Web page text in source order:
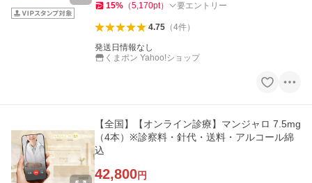
15% （5,170pt） 要エントリー
4.75（4件）
発送日情報なし
くまポン Yahoo!ショップ
【全国】【オンライン診療】マンジャロ 7.5mg
（4本）※診察料・針代・送料・アルコール綿
込
42,800円